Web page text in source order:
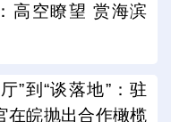
高空瞭望 赏海滨
”到“谈落地”：驻
在皖抛出合作橄榄